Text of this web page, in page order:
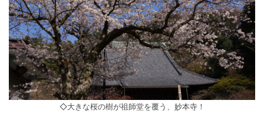
◇大きな桜の樹が祖師堂を覆う、妙本寺！